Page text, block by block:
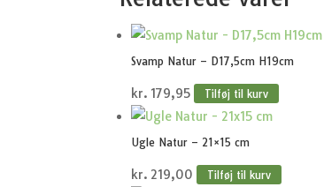
Svamp Natur – D17,5cm H19cm
kr. 179,95 Tilføj til kurv
Ugle Natur – 21×15 cm
kr. 219,00 Tilføj til kurv